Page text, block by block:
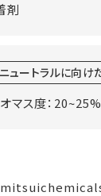
剤
ュートラルに向け
マス度：20~25%